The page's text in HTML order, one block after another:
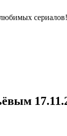
сериалов!